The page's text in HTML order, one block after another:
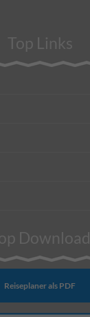
Top Links
Download
Reiseplaner als PDF